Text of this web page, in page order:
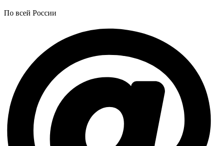
По всей России